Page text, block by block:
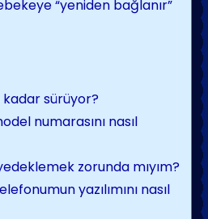
“yeniden bağlanır”
sürüyor?
numarasını nasıl
zorunda mıyım?
yazılımını nasıl